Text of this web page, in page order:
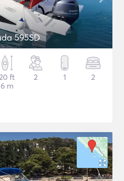
595SD
ft
6 m
2 1 2